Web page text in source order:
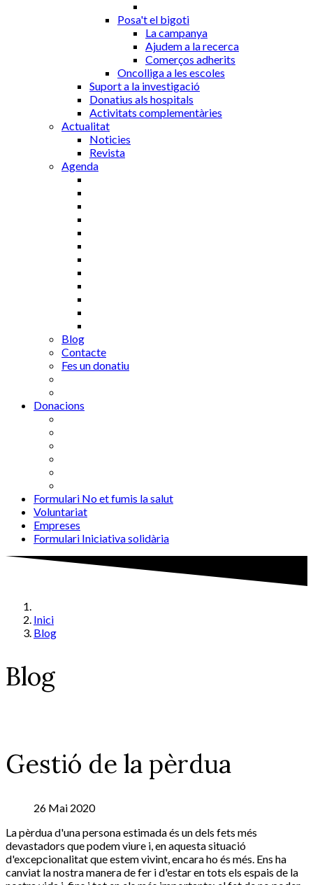
Posa't el bigoti
La campanya
Ajudem a la recerca
Comerços adherits
Oncolliga a les escoles
Suport a la investigació
Donatius als hospitals
Activitats complementàries
Actualitat
Noticies
Revista
Agenda
Blog
Contacte
Fes un donatiu
Donacions
Formulari No et fumis la salut
Voluntariat
Empreses
Formulari Iniciativa solidària
Inici
Blog
Blog
Gestió de la pèrdua
26 Mai 2020
La pèrdua d'una persona estimada és un dels fets més
devastadors que podem viure i, en aquesta situació
d'excepcionalitat que estem vivint, encara ho és més. Ens ha
canviat la nostra manera de fer i d'estar en tots els espais de la